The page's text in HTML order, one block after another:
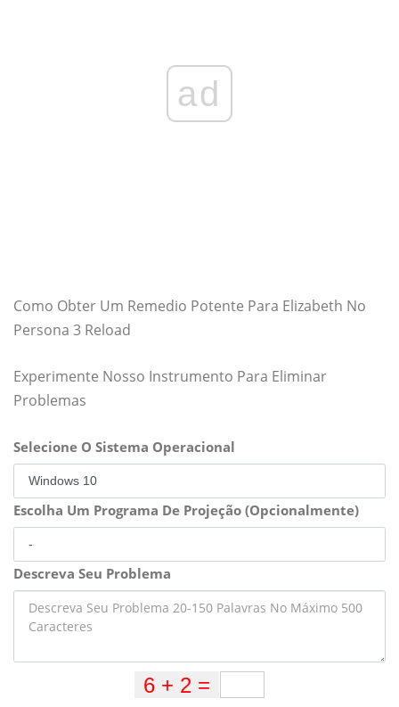
ad
Como Obter Um Remedio Potente Para Elizabeth No
Persona 3 Reload
Experimente Nosso Instrumento Para Eliminar
Problemas
Selecione O Sistema Operacional
Escolha Um Programa De Projeção (Opcionalmente)
Descreva Seu Problema